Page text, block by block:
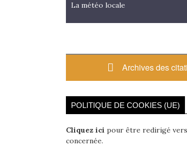
La météo locale
Archives des
POLITIQUE DE COOKIES (UE)
Cliquez ici pour être redirigé
concernée.